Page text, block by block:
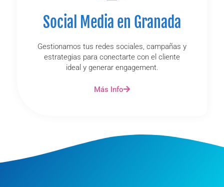
Social Media en Granada
Gestionamos tus redes sociales, campañas y
estrategias para conectarte con el cliente
ideal y generar engagement.
Más Info